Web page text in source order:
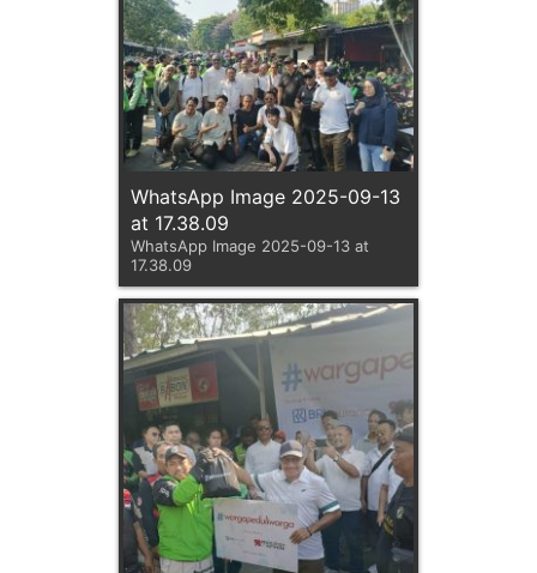
WhatsApp Image 2025-09-13
at 17.38.09
WhatsApp Image 2025-09-13 at
17.38.09